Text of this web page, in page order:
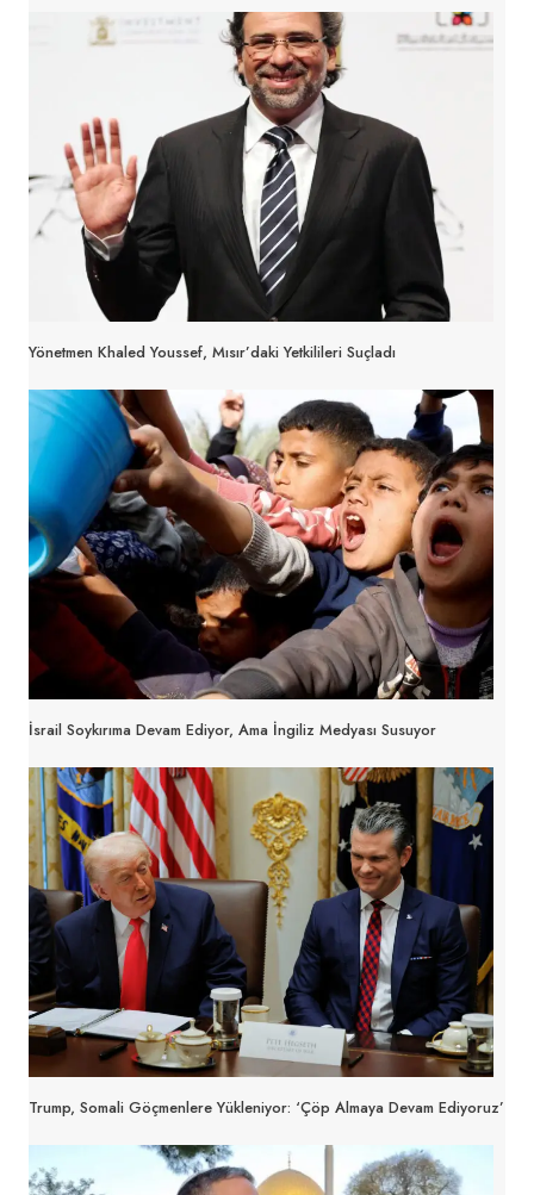
Yönetmen Khaled Youssef, Mısır’daki Yetkilileri Suçladı
İsrail Soykırıma Devam Ediyor, Ama İngiliz Medyası Susuyor
Trump, Somali Göçmenlere Yükleniyor: ‘Çöp Almaya Devam Ediyoruz’